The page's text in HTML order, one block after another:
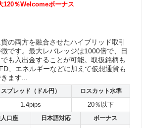
120％Welcomeボーナス
の両方を融合させたハイブリッド取引
です。最大レバレッジは1000倍で、日
も入出金することが可能。取扱銘柄も
、エネルギーなどに加えて仮想通貨も
ます...
スプレッド（ドル円） ロスカット水準
1.4pips 20％以下
口座 日本語対応 ボーナス